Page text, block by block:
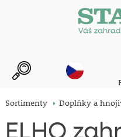
Sortimenty Doplňky a